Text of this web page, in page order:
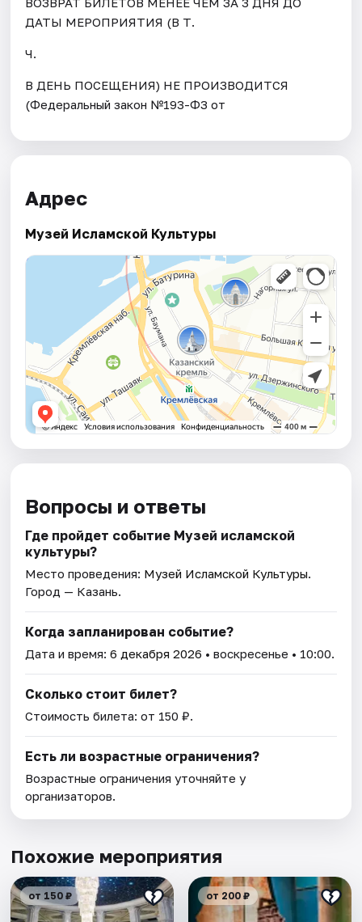
ДАТЫ МЕРОПРИЯТИЯ (В Т.
Ч.
В ДЕНЬ ПОСЕЩЕНИЯ) НЕ ПРОИЗВОДИТСЯ
(Федеральный закон №193-ФЗ от
Адрес
Музей Исламской Культуры
Вопросы и ответы
Где пройдет событие Музей исламской
культуры?
Место проведения: Музей Исламской Культуры.
Город — Казань.
Когда запланирован событие?
Дата и время:6 декабря 2026 • воскресенье • 10:00.
Сколько стоит билет?
Стоимость билета: от 150 ₽.
Есть ли возрастные ограничения?
Возрастные ограничения уточняйте у
организаторов.
Похожие мероприятия
от 150 ₽ от 200 ₽